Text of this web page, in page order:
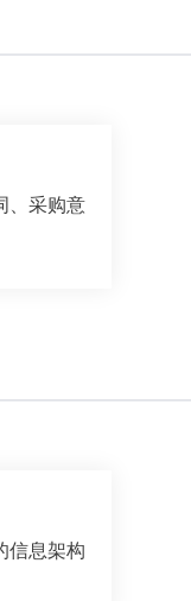
、采购意
信息架构